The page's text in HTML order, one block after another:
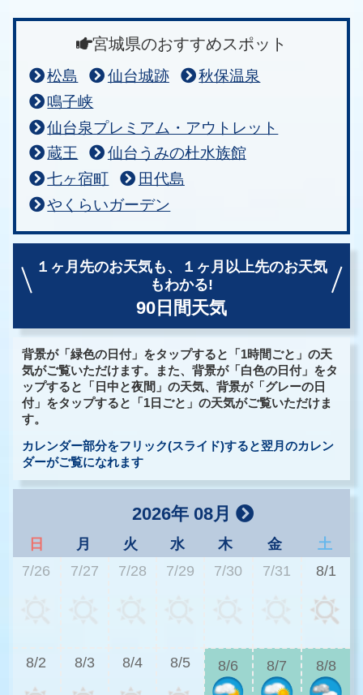
宮城県のおすすめスポット
松島 仙台城跡
秋保温泉
鳴子峡
仙台泉プレミアム・アウトレット
蔵王
仙台うみの杜水族館
七ヶ宿町
田代島
やくらいガーデン
１ヶ月先のお天気も、
１ヶ月以上先のお天気
もわかる!
90日間天気
背景が「緑色の日付」をタップすると「1時間ごと」の天
気がご覧いただけます。また、背景が「白色の日付」をタ
ップすると「日中と夜間」の天気、背景が「グレーの日
付」をタップすると「1日ごと」の天気がご覧いただけま
す。
カレンダー部分をフリック(スライド)すると翌月のカレン
ダーがご覧になれます
2026年 08月
日 月 火 水 木 金
土
7/26
7/27 7/28 7/29 7/30 7/31 8/1
8/2 8/3 8/4 8/5 8/6 8/7 8/8